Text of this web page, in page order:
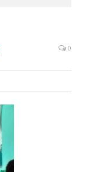
0